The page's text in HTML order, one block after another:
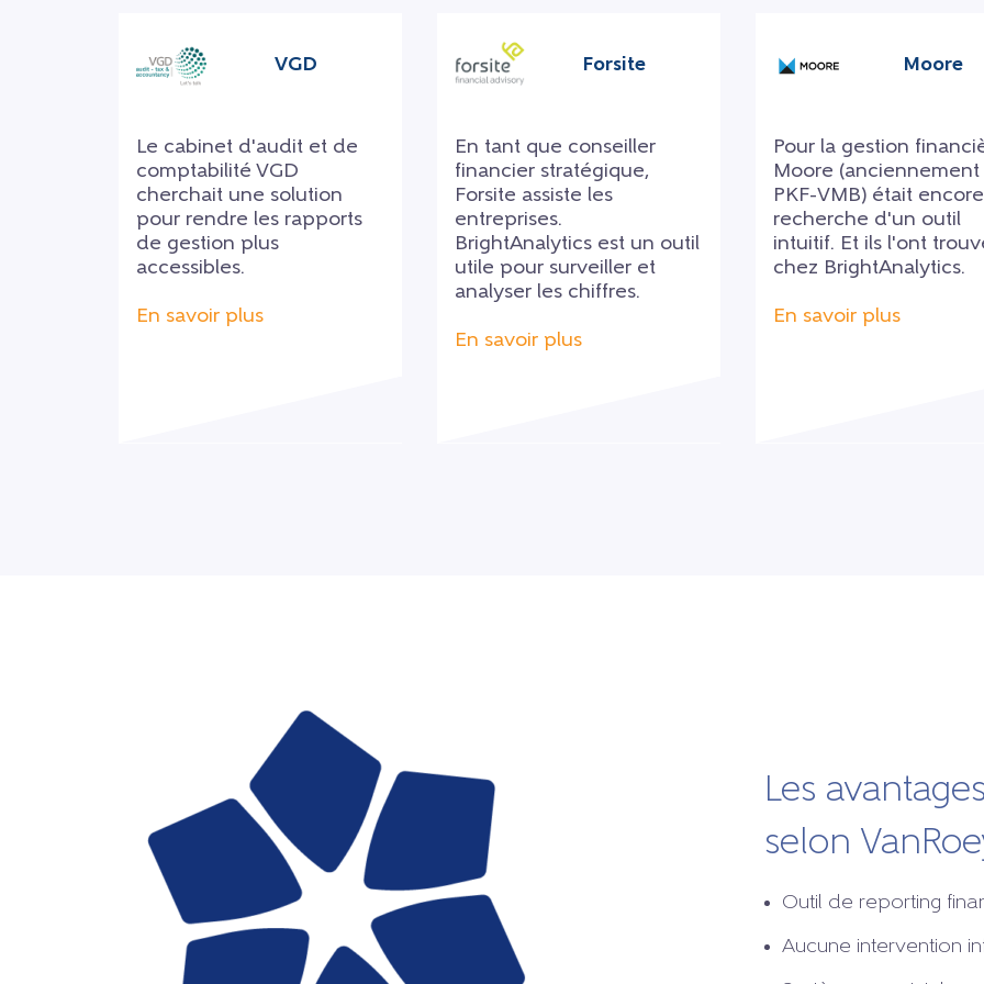
VGD
Le cabinet d'audit et de
comptabilité VGD
cherchait une solution
pour rendre les rapports
de gestion plus
accessibles.
En savoir plus
Forsite
En tant que conseiller
financier stratégique,
Forsite assiste les
entreprises.
BrightAnalytics est un outil
utile pour surveiller et
analyser les chiffres.
En savoir plus
Moore
Pour la gestion
Moore (anciennement
PKF-VMB) était
recherche d'un outil
intuitif. Et ils l'ont
chez BrightAnalytics.
En savoir plus
Les
selon
Outil de reporting
Aucune intervention